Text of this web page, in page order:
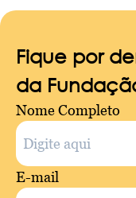
Fique por
da
Nome Completo
E-mail